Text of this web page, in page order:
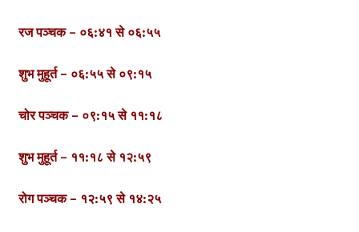
रज पञ्चक – ०६:४१ से ०६:५५
शुभ मुहूर्त – ०६:५५ से ०९:१५
चोर पञ्चक – ०९:१५ से ११:१८
शुभ मुहूर्त – ११:१८ से १२:५९
रोग पञ्चक – १२:५९ से १४:२५